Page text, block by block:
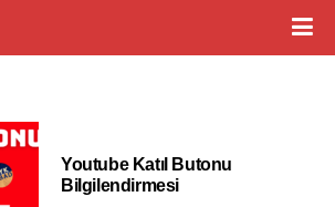
Youtube Katıl Butonu
Bilgilendirmesi